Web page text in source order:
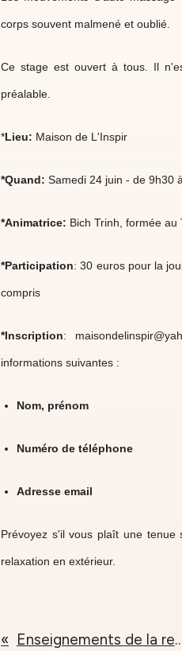
corps souvent malmené et oublié.
Ce stage est ouvert à tous. Il
préalable.
*Lieu: Maison de L'Inspir
*Quand: Samedi 24 juin - de 9h30
*Animatrice: Bich Trinh, formée
*Participation: 30 euros pour la
compris
*Inscription:
informations suivantes :
Nom, prénom
Numéro de téléphone
Adresse email
Prévoyez s'il vous plaît une
relaxation en extérieur.
Enseignements de la